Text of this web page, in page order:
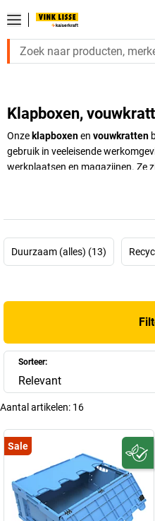
Klapboxen,
Onze klapboxenen vouwkratten
gebruik in veeleisende
werkplaatsen en magazijnen. Ze
gemakkelijk te hanteren, en
Duurzaam (alles) (13)
Sorteer:
Relevant
Aantal artikelen: 16
Sale